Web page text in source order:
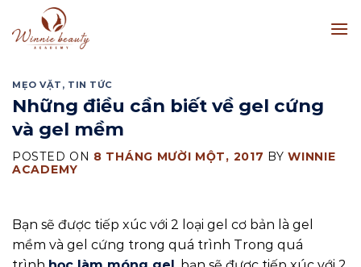
to
content
MẸO VẶT , TIN TỨC
Những điều cần biết về gel cứng
và gel mềm
POSTED ON 8 THÁNG MƯỜI MỘT, 2017 BYWINNIE
ACADEMY
Bạn sẽ được tiếp xúc với 2 loại gel cơ bản là gel
mềm và gel cứng trong quá trình Trong quá